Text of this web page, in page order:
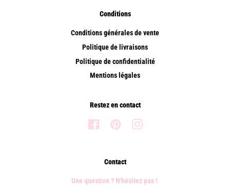
Conditions
Conditions générales de vente
Politique de livraisons
Politique de confidentialité
Mentions légales
Restez en contact
Facebook Pinterest
Contact
Une question ? N'hésitez pas !